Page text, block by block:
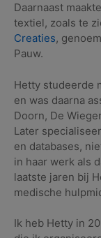
Daarnaast
textiel, zoals te
Creaties,
Pauw.
Hetty studeerde
en was daarna
Doorn, De
Later
en databases,
in haar werk als
laatste jaren bij
medische
Ik heb Hetty in